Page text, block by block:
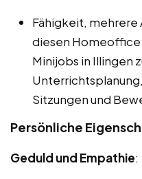
Fähigkeit,
diesen Homeoffice
Minijobs in Illingen
Sitzungen und
Persönliche
Geduld und Empathie: